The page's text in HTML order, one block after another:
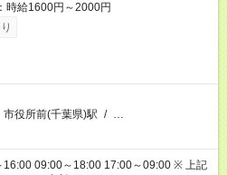
時給1600円～2000円
市役所前(千葉県)駅 / …
09:00～18:00 17:00～09:00 ※ 上記